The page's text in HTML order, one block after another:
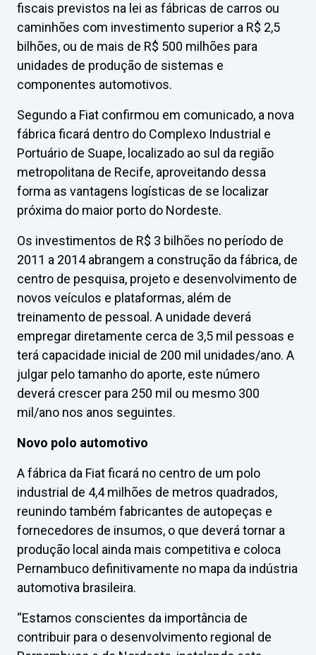
fiscais previstos na lei as fábricas de carros ou
caminhões com investimento superior a R$ 2,5
bilhões, ou de mais de R$ 500 milhões para
unidades de produção de sistemas e
componentes automotivos.
Segundo a Fiat confirmou em comunicado, a nova
fábrica ficará dentro do Complexo Industrial e
Portuário de Suape, localizado ao sul da região
metropolitana de Recife, aproveitando dessa
forma as vantagens logísticas de se localizar
próxima do maior porto do Nordeste.
Os investimentos de R$ 3 bilhões no período de
2011 a 2014 abrangem a construção da fábrica, de
centro de pesquisa, projeto e desenvolvimento de
novos veículos e plataformas, além de
treinamento de pessoal. A unidade deverá
empregar diretamente cerca de 3,5 mil pessoas e
terá capacidade inicial de 200 mil unidades/ano. A
julgar pelo tamanho do aporte, este número
deverá crescer para 250 mil ou mesmo 300
mil/ano nos anos seguintes.
Novo polo automotivo
A fábrica da Fiat ficará no centro de um polo
industrial de 4,4 milhões de metros quadrados,
reunindo também fabricantes de autopeças e
fornecedores de insumos, o que deverá tornar a
produção local ainda mais competitiva e coloca
Pernambuco definitivamente no mapa da indústria
automotiva brasileira.
“Estamos conscientes da importância de
contribuir para o desenvolvimento regional de